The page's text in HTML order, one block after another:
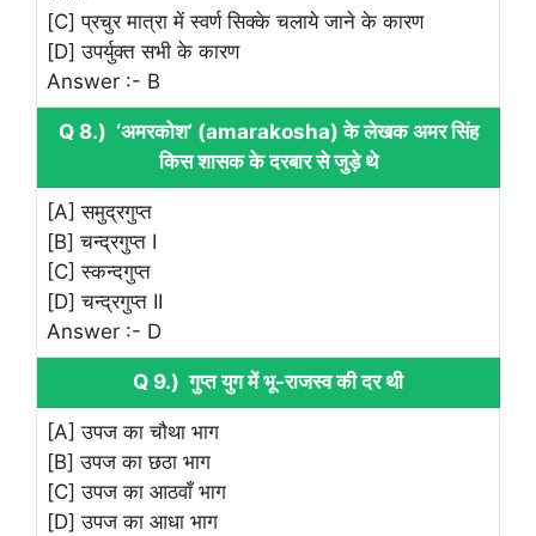
[C] प्रचुर मात्रा में स्वर्ण सिक्के चलाये जाने के कारण
[D] उपर्युक्त सभी के कारण
Answer :- B
Q 8.) ‘अमरकोश’ (amarakosha) के लेखक अमर सिंह
किस शासक के दरबार से जुड़े थे
[A] समुद्रगुप्त
[B] चन्द्रगुप्त I
[C] स्कन्दगुप्त
[D] चन्द्रगुप्त II
Answer :- D
Q 9.) गुप्त युग में भू-राजस्व की दर थी
[A] उपज का चौथा भाग
[B] उपज का छठा भाग
[C] उपज का आठवाँ भाग
[D] उपज का आधा भाग